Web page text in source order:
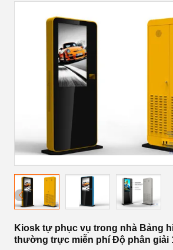
Kiosk tự phục vụ trong nhà Bảng
thường trực miễn phí Độ phân giải